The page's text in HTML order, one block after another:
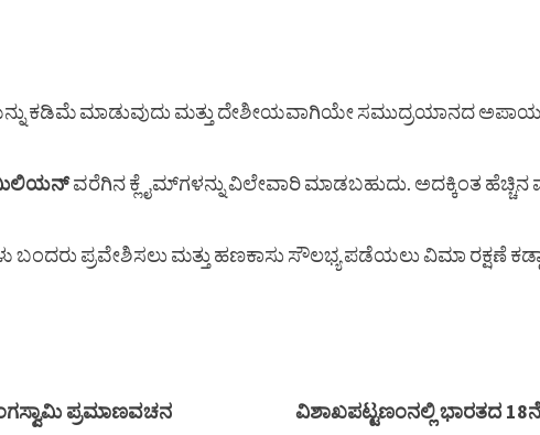
ಕಡಿಮೆ ಮಾಡುವುದು ಮತ್ತು ದೇಶೀಯವಾಗಿಯೇ ಸಮುದ್ರಯಾನದ
ಮಿಲಿಯನ್ವರೆಗಿನ ಕ್ಲೈಮ್‌ಗಳನ್ನು ವಿಲೇವಾರಿ ಮಾಡಬಹುದು. ಅದಕ್ಕಿಂತ ಹೆಚ್ಚಿನ
ಬಂದರು ಪ್ರವೇಶಿಸಲು ಮತ್ತು ಹಣಕಾಸು ಸೌಲಭ್ಯ ಪಡೆಯಲು ವಿಮಾ ರಕ್ಷಣೆ
ಪ್ರಮಾಣವಚನ
ವಿಶಾಖಪಟ್ಟಣಂನಲ್ಲಿ ಭಾರತದ